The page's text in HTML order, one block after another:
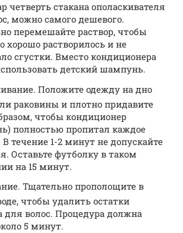
четверть стакана ополаскивателя
можно самого дешевого.
перемешайте раствор, чтобы
хорошо растворилось и не
сгустки. Вместо кондиционера
детский шампунь.
Положите одежду на дно
раковины и плотно придавите
чтобы кондиционер
полностью пропитал каждое
В течение 1-2 минут не допускайте
Оставьте футболку в таком
на 15 минут.
Тщательно прополощите в
чтобы удалить остатки
для волос. Процедура должна
5 минут.